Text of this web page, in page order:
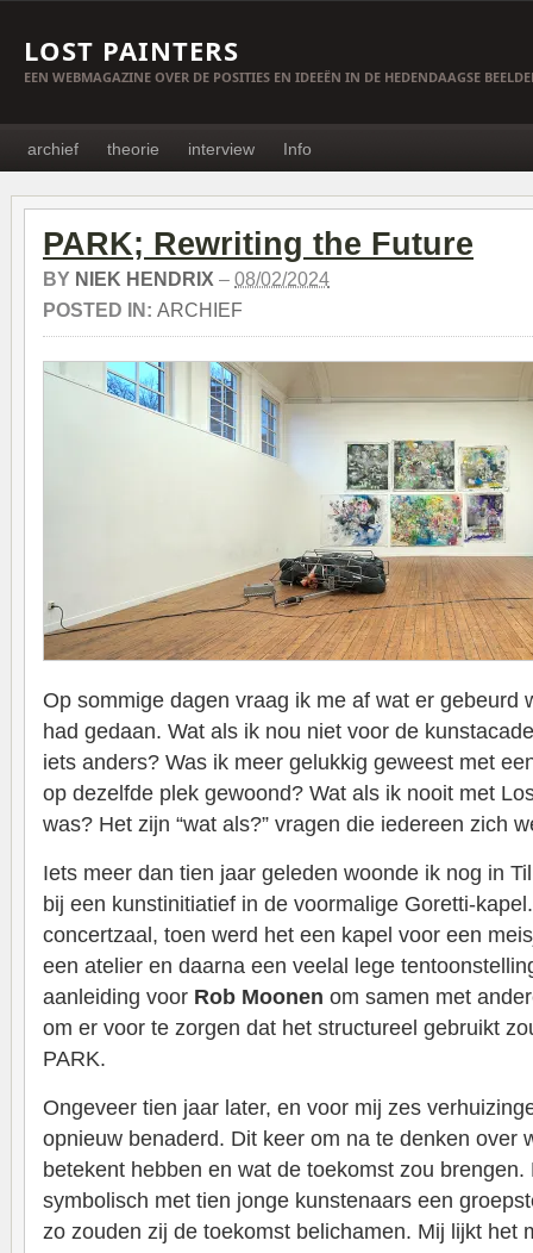
LOST PAINTERS
EEN WEBMAGAZINE OVER DE POSITIES EN IDEEËN IN DE HEDENDAAGSE
archief theorie interview Info
PARK; Rewriting the Future
BY NIEK HENDRIX – 08/02/2024
POSTED IN: ARCHIEF
Op sommige dagen vraag ik me af wat er gebeurd
had gedaan. Wat als ik nou niet voor de
iets anders? Was ik meer gelukkig geweest met
op dezelfde plek gewoond? Wat als ik nooit met
was? Het zijn “wat als?” vragen die iedereen zich
Iets meer dan tien jaar geleden woonde ik nog in
bij een kunstinitiatief in de voormalige Goretti-
concertzaal, toen werd het een kapel voor een
een atelier en daarna een veelal lege
aanleiding voor Rob Moonen om samen met
om er voor te zorgen dat het structureel gebruikt
PARK.
Ongeveer tien jaar later, en voor mij zes
opnieuw benaderd. Dit keer om na te denken over
betekent hebben en wat de toekomst zou
symbolisch met tien jonge kunstenaars een
zo zouden zij de toekomst belichamen. Mij lijkt het